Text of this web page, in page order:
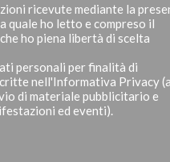
ricevute mediante la
quale ho letto e compreso il
ho piena libertà di scelta
personali per finalità di
nell'Informativa Privacy (a
di materiale pubblicitario e
ed eventi).